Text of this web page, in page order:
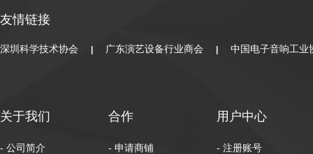
友情链接
深圳科学技术协会 广东演艺设备行业商会 中国电子音响工业
关于我们
- 公司简介
合作
- 申请商铺
用户中心
- 注册账号